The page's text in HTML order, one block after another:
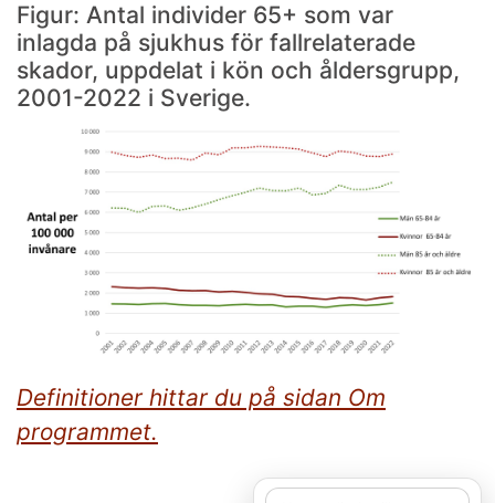
Figur: Antal individer 65+ som var
inlagda på sjukhus för fallrelaterade
skador, uppdelat i kön och åldersgrupp,
2001-2022 i Sverige.
Definitioner hittar du på sidan Om
programmet.